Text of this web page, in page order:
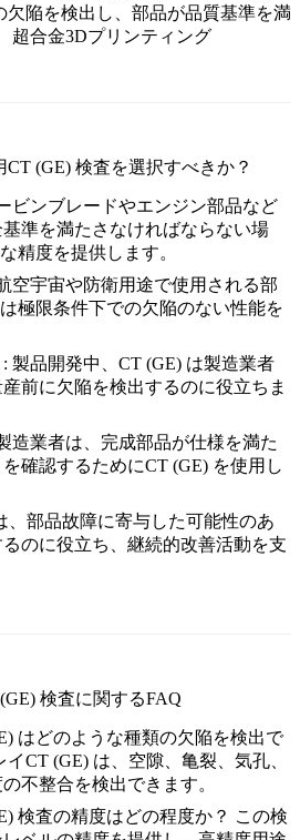
欠陥を検出し、部品が品質基準を満
超合金3Dプリンティング
(GE) 検査を選択すべきか？
ビンブレードやエンジン部品など
準を満たさなければならない場
精度を提供します。
空宇宙や防衛用途で使用される部
極限条件下での欠陥のない性能を
製品開発中、CT (GE) は製造業者
前に欠陥を検出するのに役立ちま
造業者は、完成部品が仕様を満た
確認するためにCT (GE) を使用し
、部品故障に寄与した可能性のあ
のに役立ち、継続的改善活動を支
検査に関するFAQ
はどのような種類の欠陥を検出で
イCT (GE) は、空隙、亀裂、気孔、
不整合を検出できます。
検査の精度はどの程度か？ この検